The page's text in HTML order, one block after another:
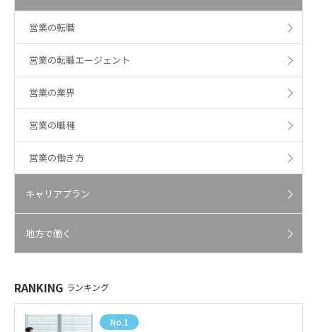
営業の転職
営業の転職エージェント
営業の業界
営業の職種
営業の働き方
キャリアプラン
地方で働く
RANKING ランキング
No.1